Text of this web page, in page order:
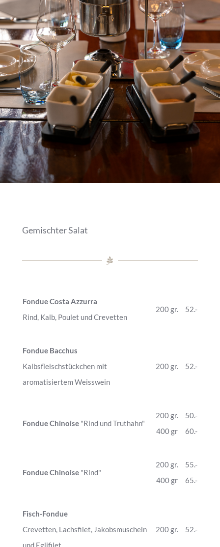
Gemischter Salat
Fondue Costa Azzurra
Rind, Kalb, Poulet und Crevetten
200 gr. 52.-
Fondue Bacchus
Kalbsfleischstückchen mit
aromatisiertem Weisswein
200 gr. 52.-
Fondue Chinoise"Rind und Truthahn"
200 gr.
400 gr
50.-
60.-
Fondue Chinoise"Rind"
200 gr.
400 gr
55.-
65.-
Fisch-Fondue
Crevetten, Lachsfilet, Jakobsmuscheln
und Eglifilet
200 gr. 52.-